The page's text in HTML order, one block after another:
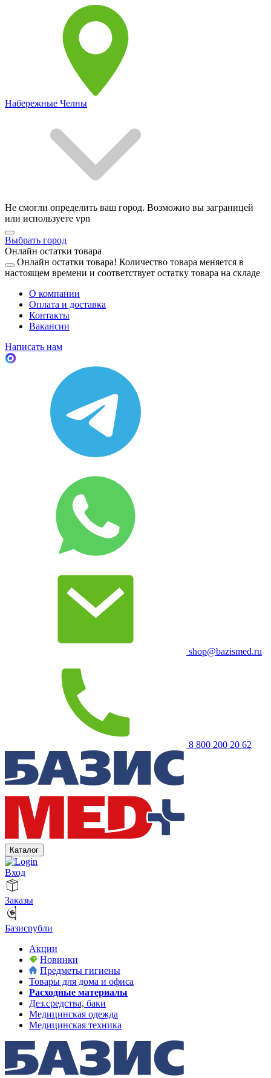
Набережные Челны
Не смогли определить ваш город. Возможно вы заграницей
или используете vpn
Выбрать город
Онлайн остатки товара
Онлайн остатки товара! Количество товара меняется в
настоящем времени и соответствует остатку товара на складе
О компании
Оплата и доставка
Контакты
Вакансии
Написать нам
shop@bazismed.ru
8 800 200 20 62
Каталог
Вход
Заказы
Базисрубли
Акции
Новинки
Предметы гигиены
Товары для дома и офиса
Расходные материалы
Дез.средства, баки
Медицинская одежда
Медицинская техника